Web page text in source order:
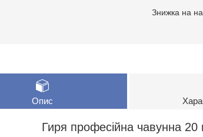
Знижка на
Опис
Гиря професійна чавунна 20